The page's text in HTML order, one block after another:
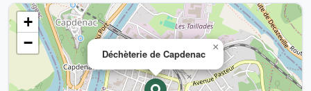
Déchèterie de Capdenac
×
+
−